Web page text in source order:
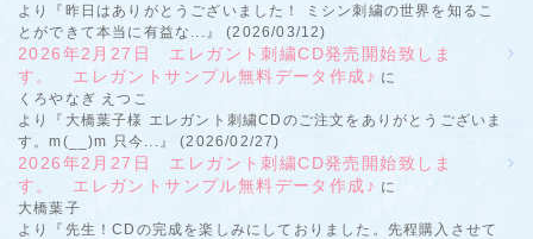
より『昨日はありがとうございました！ ミシン刺繍の世界を知るこ
とができて本当に有益な...』 (2026/03/12)
2026年2月27日 エレガント刺繍CD発売開始致しま
す。 エレガントサンプル無料データ作成♪ に
くろやなぎ えつこ
より『大橋葉子様 エレガント刺繍CDのご注文をありがとうございま
す。m(__)m 只今...』 (2026/02/27)
2026年2月27日 エレガント刺繍CD発売開始致しま
す。 エレガントサンプル無料データ作成♪ に
大橋葉子
より『先生！CDの完成を楽しみにしておりました。先程購入させて